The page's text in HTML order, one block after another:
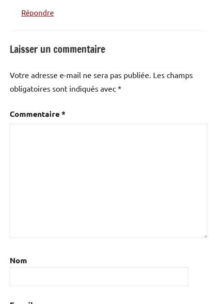
Répondre
Laisser un commentaire
Votre adresse e-mail ne sera pas publiée. Les champs
obligatoires sont indiqués avec *
Commentaire*
Nom